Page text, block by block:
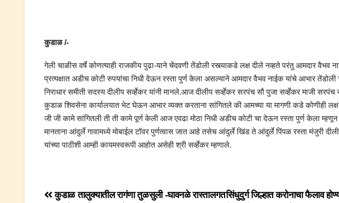
कुडाळ /-
गेली चाळीस वर्षे कोणत्याही राजकीय पुढा-याने चेंदवणी तेंडोली रस्त्याकडे लक्ष दीले नव्हते परंतु आमदार वैभव
प्रत्यक्षात अडीच कोटी रुपयांचा निधी देऊन रस्ता पुर्ण केला असल्याने आमदार वैभव नाईक यांचे आभार
निराधार समीती सदस्य दीलीप सर्व्हेकर यांनी मानले.आज दीलीप सर्व्हेकर सरपंच सौ पुजा सर्व्हेकर माजी
कुडाळ शिवसेना कार्यालयात भेट घेऊन आभार व्यक्त करताना सांगितले की आमच्या या मागणी कडे कोणीही लक्ष
जी जी कामे सांगितली ती ती कामे पूर्ण केली आज एवढा मोठा निधी अडीच कोटी चा देऊन रस्ता पुर्ण केला
मानताना आंदुर्ले गावामध्ये मोबाईल टॉवर पुर्णत्वास जात आहे तसेच आंदुर्ले खिंड ते आंदुर्ले पिंपळ रस्ता मंजुरी
यांच्या पाठीशी आम्ही कायमस्वरूपी आहोत असेही श्री सर्व्हेकर म्हणाले.
Post
सिंधुदुर्ग जिल्हात करोनाचा फैलाव
कुडाळ तालुक्यातील रागंणा तुळसुली -घावनळे रास्तालगत